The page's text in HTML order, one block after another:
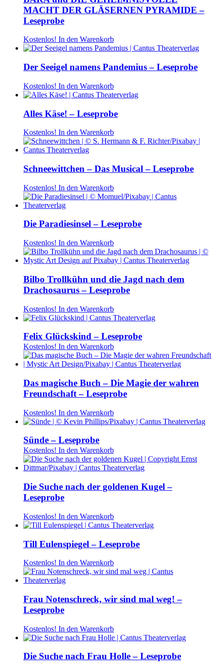
MACHT DER GLÄSERNEN PYRAMIDE –
Leseprobe
Kostenlos! In den Warenkorb
Der Seeigel namens Pandemius – Leseprobe
Kostenlos! In den Warenkorb
Alles Käse! – Leseprobe
Kostenlos! In den Warenkorb
Schneewittchen – Das Musical – Leseprobe
Kostenlos! In den Warenkorb
Die Paradiesinsel – Leseprobe
Kostenlos! In den Warenkorb
Bilbo Trollkühn und die Jagd nach dem
Drachosaurus – Leseprobe
Kostenlos! In den Warenkorb
Felix Glückskind – Leseprobe
Kostenlos! In den Warenkorb
Das magische Buch – Die Magie der wahren
Freundschaft – Leseprobe
Kostenlos! In den Warenkorb
Sünde – Leseprobe
Kostenlos! In den Warenkorb
Die Suche nach der goldenen Kugel –
Leseprobe
Kostenlos! In den Warenkorb
Till Eulenspiegel – Leseprobe
Kostenlos! In den Warenkorb
Frau Notenschreck, wir sind mal weg! –
Leseprobe
Kostenlos! In den Warenkorb
Die Suche nach Frau Holle – Leseprobe